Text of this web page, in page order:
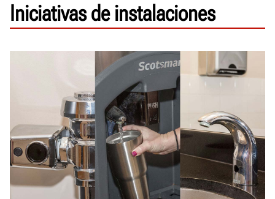
Iniciativas de instalaciones